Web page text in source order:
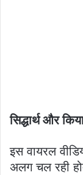
सिद्धार्थ और
इस वायरल
अलग चल रही